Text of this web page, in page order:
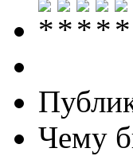
Чему